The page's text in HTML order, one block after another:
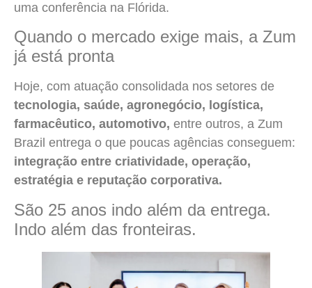
uma conferência na Flórida.
Quando o mercado exige mais, a Zum
já está pronta
Hoje, com atuação consolidada nos setores de
tecnologia, saúde, agronegócio, logística,
farmacêutico, automotivo, entre outros, a Zum
Brazil entrega o que poucas agências conseguem:
integração entre criatividade, operação,
estratégia e reputação corporativa.
São 25 anos indo além da entrega.
Indo além das fronteiras.